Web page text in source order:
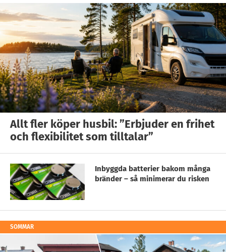
Allt fler köper husbil: ”Erbjuder en frihet
och flexibilitet som tilltalar”
Inbyggda batterier bakom många
bränder – så minimerar du risken
SOMMAR